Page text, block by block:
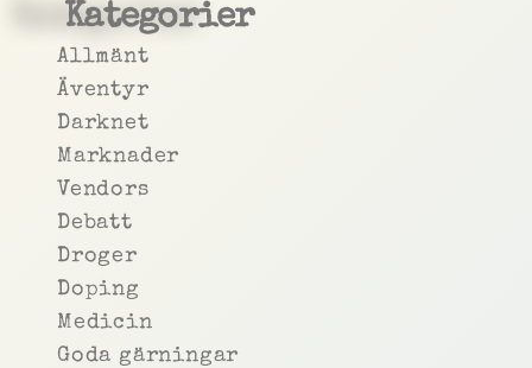
Kategorier
Allmänt
Äventyr
Darknet
Marknader
Vendors
Debatt
Droger
Doping
Medicin
Goda gärningar